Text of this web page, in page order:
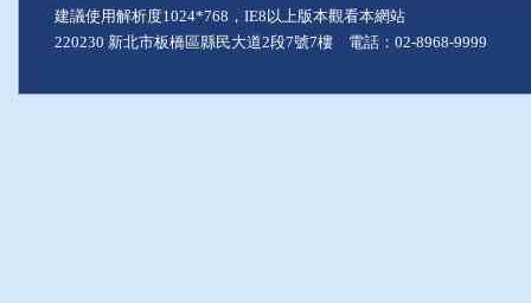
建議使用解析度1024*768，IE8以上版本觀看本網站
220230 新北市板橋區縣民大道2段7號7樓 電話：02-8968-9999